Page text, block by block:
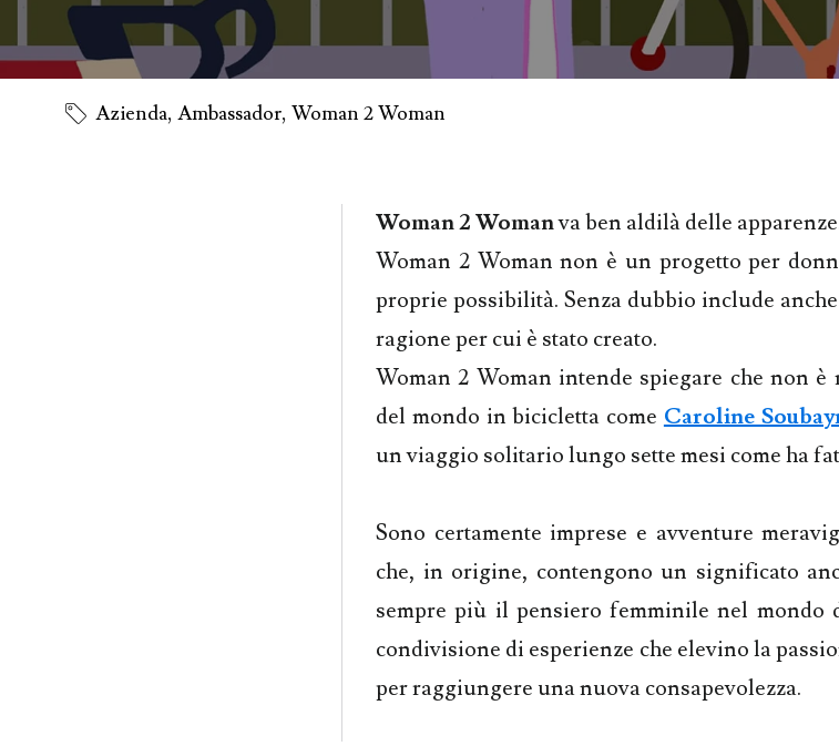
Azienda,Ambassador,Woman 2 Woman
Woman 2 Womanva ben aldilà delle
Woman 2 Woman non è un progetto per
proprie possibilità. Senza dubbio include
ragione per cui è stato creato.
Woman 2 Woman intende spiegare che non
del mondo in bicicletta come Caroline
un viaggio solitario lungo sette mesi come ha
Sono certamente imprese e avventure
che, in origine, contengono un significato
sempre più il pensiero femminile nel mondo
condivisione di esperienze che elevino la
per raggiungere una nuova consapevolezza.